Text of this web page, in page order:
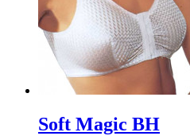
Soft Magic BH